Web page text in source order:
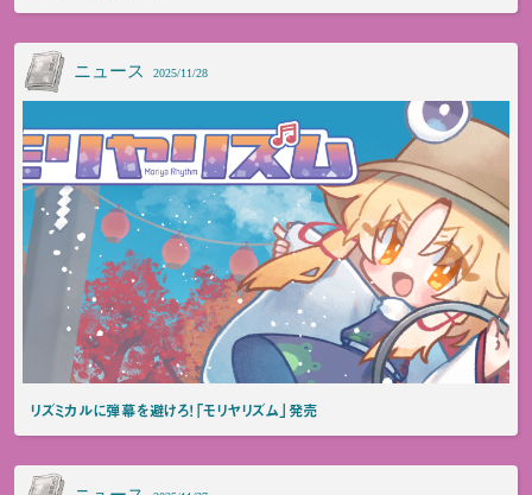
ニュース 2025/11/28
リズミカルに弾幕を避けろ！「モリヤリズム」発売